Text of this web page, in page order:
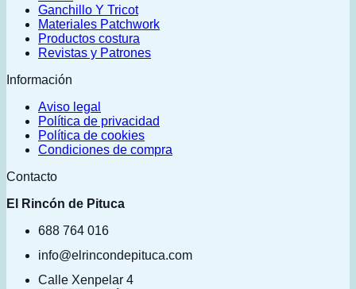
Ganchillo Y Tricot
Materiales Patchwork
Productos costura
Revistas y Patrones
Información
Aviso legal
Política de privacidad
Política de cookies
Condiciones de compra
Contacto
El Rincón de Pituca
688 764 016
info@elrincondepituca.com
Calle Xenpelar 4